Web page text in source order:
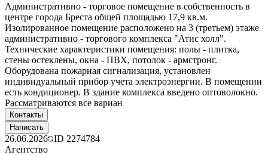
Административно - торговое помещение в собственность в
центре города Бреста общей площадью 17,9 кв.м.
Изолированное помещение расположено на 3 (третьем) этаже
административно - торгового комплекса "Атис холл".
Технические характеристики помещения: полы - плитка,
стены остеклены, окна - ПВХ, потолок - армстронг.
Оборудована пожарная сигнализация, установлен
индивидуальный прибор учета электроэнергии. В помещении
есть кондиционер. В здание комплекса введено оптоволокно.
Рассматриваются все вариан
Контакты
Написать
26.06.2026 ID 2274784
Агентство